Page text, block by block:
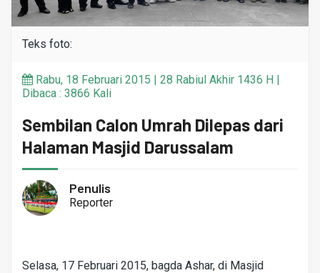
Teks foto:
Rabu, 18 Februari 2015 | 28 Rabiul Akhir 1436 H |
Dibaca : 3866 Kali
Sembilan Calon Umrah Dilepas dari
Halaman Masjid Darussalam
Penulis
Reporter
Selasa, 17 Februari 2015, bagda Ashar, di Masjid